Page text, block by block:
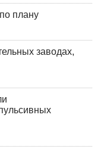
плану
заводах,